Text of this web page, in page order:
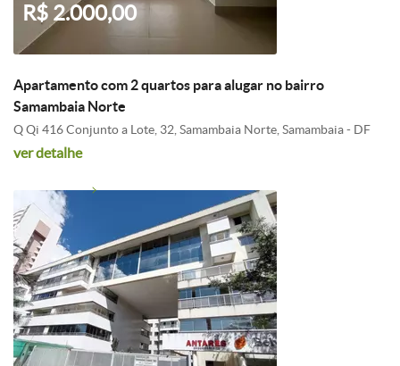
R$ 2.000,00
Apartamento com 2 quartos para alugar no bairro
Samambaia Norte
Q Qi 416 Conjunto a Lote, 32, Samambaia Norte, Samambaia - DF
ver detalhe